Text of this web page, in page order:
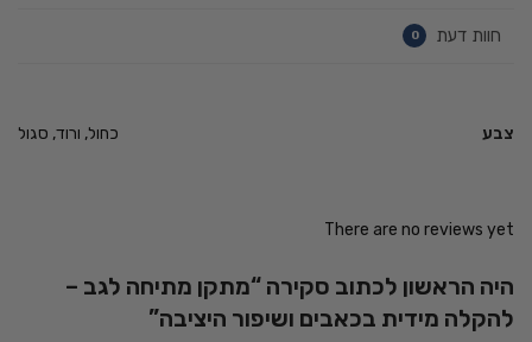
חוות דעת 0
צבע כחול, ורוד, סגול
There are no reviews yet
היה הראשון לכתוב סקירה “מתקן מתיחה לגב –
להקלה מידית בכאבים ושיפור היציבה”